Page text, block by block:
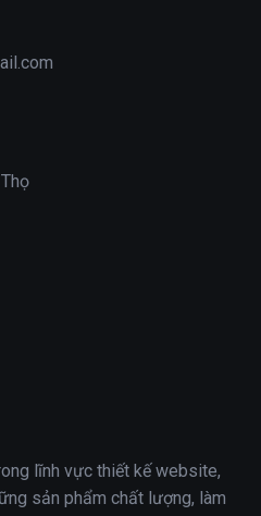
lĩnh vực thiết kế website,
sản phẩm chất lượng, làm